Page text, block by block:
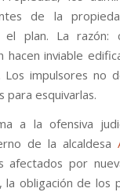
de la
el plan. La razón:
hacen inviable
impulsores no
para esquivarlas.
a la ofensiva
de la alcaldesa
por
, la obligación de los